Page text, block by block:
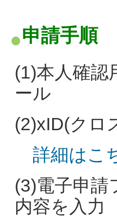
申請手順
(1)本人確
ール
(2)xID(クロ
詳細はこ
(3)電子申請
内容を入力